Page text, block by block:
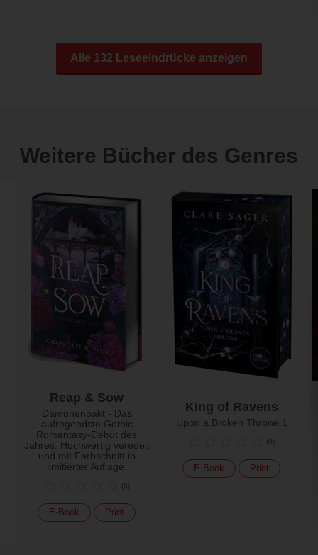
Alle 132 Leseeindrücke anzeigen
Weitere Bücher des Genres
Reap & Sow
Dämonenpakt - Das
aufregendste Gothic
Romantasy-Debüt des
Jahres. Hochwertig veredelt
und mit Farbschnitt in
limitierter Auflage.
(0)
E-Book Print
King of Ravens
Upon a Broken Throne 1
(0)
E-Book Print